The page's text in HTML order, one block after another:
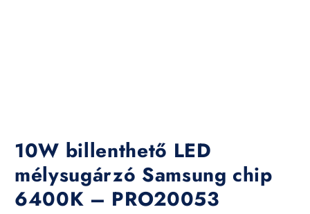
10W billenthető LED
mélysugárzó Samsung chip
6400K – PRO20053